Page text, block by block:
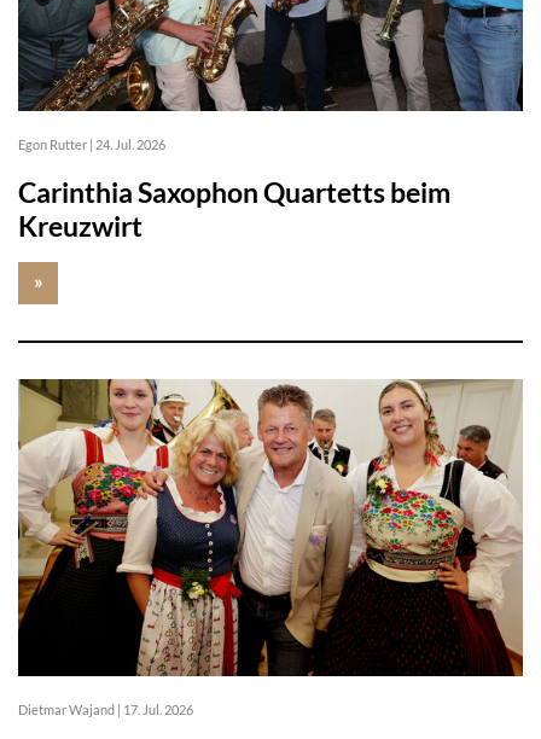
Egon Rutter 24. Jul. 2026
Carinthia Saxophon Quartetts beim
Kreuzwirt
»
Dietmar Wajand | 17. Jul. 2026